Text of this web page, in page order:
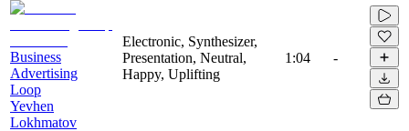
Business
Advertising
Loop
Yevhen
Lokhmatov
Electronic, Synthesizer,
Presentation, Neutral,
Happy, Uplifting
1:04 -